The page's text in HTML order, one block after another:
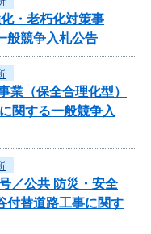
・老朽化対策事
競争入札公告
業（保全合理化型）
関する一般競争入
／公共 防災・安全
付替道路工事に関す